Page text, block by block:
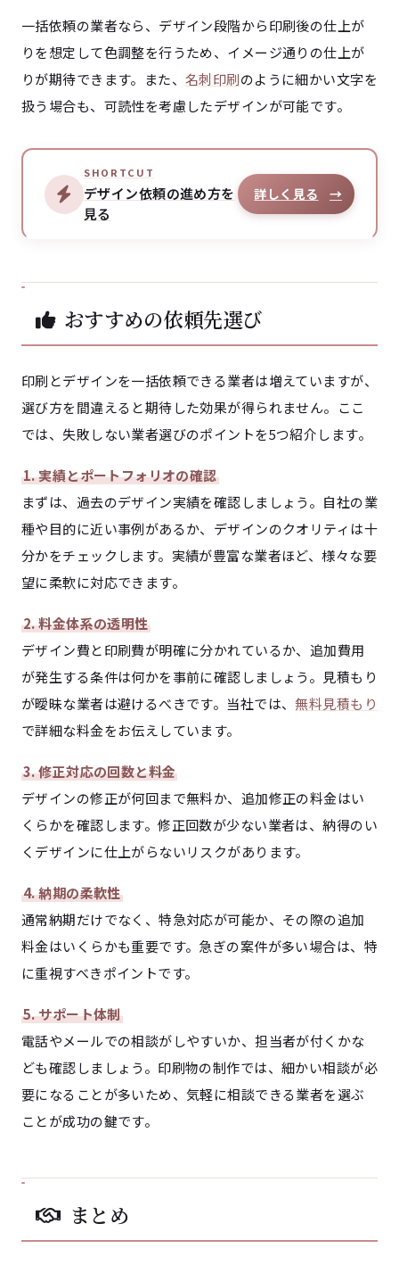
一括依頼の業者なら、デザイン段階から印刷後の仕上が
りを想定して色調整を行うため、イメージ通りの仕上が
りが期待できます。また、名刺印刷のように細かい文字を
扱う場合も、可読性を考慮したデザインが可能です。
SHORTCUT
デザイン依頼の進め方を
見る
詳しく見る →
おすすめの依頼先選び
印刷とデザインを一括依頼できる業者は増えていますが、
選び方を間違えると期待した効果が得られません。ここ
では、失敗しない業者選びのポイントを5つ紹介します。
1. 実績とポートフォリオの確認
まずは、過去のデザイン実績を確認しましょう。自社の業
種や目的に近い事例があるか、デザインのクオリティは十
分かをチェックします。実績が豊富な業者ほど、様々な要
望に柔軟に対応できます。
2. 料金体系の透明性
デザイン費と印刷費が明確に分かれているか、追加費用
が発生する条件は何かを事前に確認しましょう。見積もり
が曖昧な業者は避けるべきです。当社では、 無料見積もり
で詳細な料金をお伝えしています。
3. 修正対応の回数と料金
デザインの修正が何回まで無料か、追加修正の料金はい
くらかを確認します。修正回数が少ない業者は、納得のい
くデザインに仕上がらないリスクがあります。
4. 納期の柔軟性
通常納期だけでなく、特急対応が可能か、その際の追加
料金はいくらかも重要です。急ぎの案件が多い場合は、特
に重視すべきポイントです。
5. サポート体制
電話やメールでの相談がしやすいか、担当者が付くかな
ども確認しましょう。印刷物の制作では、細かい相談が必
要になることが多いため、気軽に相談できる業者を選ぶ
ことが成功の鍵です。
まとめ